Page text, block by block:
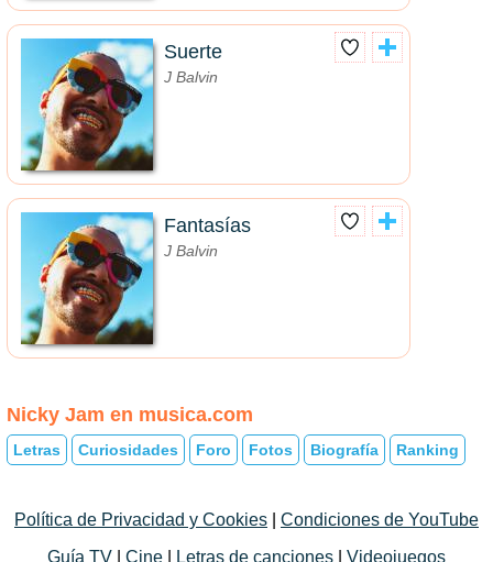
Suerte
J Balvin
Fantasías
J Balvin
Nicky Jam en musica.com
Letras Curiosidades Foro Fotos Biografía Ranking
Política de Privacidad y Cookies
Condiciones de YouTube
Guía TV
Cine Letras de canciones Videojuegos